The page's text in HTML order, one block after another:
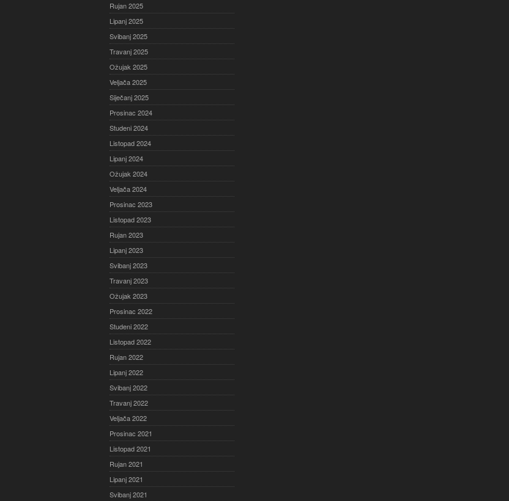
Rujan 2025
Lipanj 2025
Svibanj 2025
Travanj 2025
Ožujak 2025
Veljača 2025
Siječanj 2025
Prosinac 2024
Studeni 2024
Listopad 2024
Lipanj 2024
Ožujak 2024
Veljača 2024
Prosinac 2023
Listopad 2023
Rujan 2023
Lipanj 2023
Svibanj 2023
Travanj 2023
Ožujak 2023
Prosinac 2022
Studeni 2022
Listopad 2022
Rujan 2022
Lipanj 2022
Svibanj 2022
Travanj 2022
Veljača 2022
Prosinac 2021
Listopad 2021
Rujan 2021
Lipanj 2021
Svibanj 2021